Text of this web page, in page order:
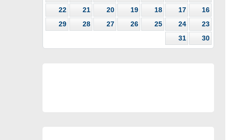
16
17
18
19
20
21
22
23
24
25
26
27
28
29
30
31